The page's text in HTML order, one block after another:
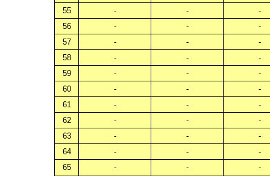
55
- -
-
56
- -
-
57
- -
-
58
- -
-
59
- -
-
60
- -
-
61
- -
-
62
- -
-
63
- -
-
64
- -
-
65
- -
-